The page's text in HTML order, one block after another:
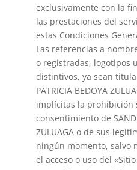
exclusivamente con la
las prestaciones del
estas Condiciones
Las referencias a
o registradas, logotipos
distintivos, ya sean
PATRICIA BEDOYA
implícitas la prohibición
consentimiento de
ZULUAGA o de sus
ningún momento, salvo
el acceso o uso del